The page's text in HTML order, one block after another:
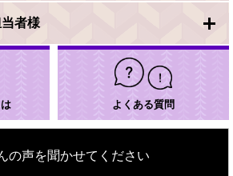
者様
よくある質問
の声を聞かせてください